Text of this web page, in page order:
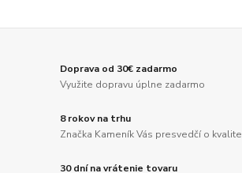
Doprava od 30€ zadarmo
Využite dopravu úplne zadarmo
8 rokov na trhu
Značka Kameník Vás presvedčí o kvalite
30 dní na vrátenie tovaru